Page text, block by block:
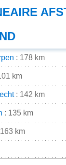
: 178 km
km
: 142 km
: 135 km
km